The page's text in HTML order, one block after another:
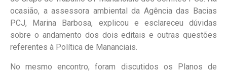
ocasião, a assessora ambiental da Agência das Bacias
PCJ, Marina Barbosa, explicou e esclareceu dúvidas
sobre o andamento dos dois editais e outras questões
referentes à Política de Mananciais.
No mesmo encontro, foram discutidos os Planos de